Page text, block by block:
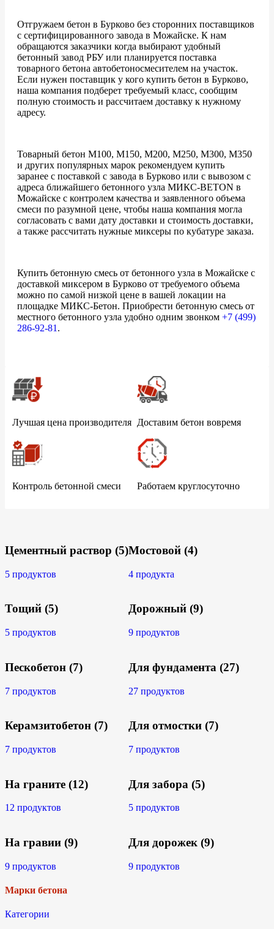
Отгружаем бетон в Бурково без сторонних поставщиков
с сертифицированного завода в Можайске. К нам
обращаются заказчики когда выбирают удобный
бетонный завод РБУ или планируется поставка
товарного бетона автобетоносмесителем на участок.
Если нужен поставщик у кого купить бетон в Бурково,
наша компания подберет требуемый класс, сообщим
полную стоимость и рассчитаем доставку к нужному
адресу.
Товарный бетон М100, М150, М200, М250, М300, М350
и других популярных марок рекомендуем купить
заранее с поставкой с завода в Бурково или с вывозом с
адреса ближайшего бетонного узла МИКС-BETON в
Можайске с контролем качества и заявленного объема
смеси по разумной цене, чтобы наша компания могла
согласовать с вами дату доставки и стоимость доставки,
а также рассчитать нужные миксеры по кубатуре заказа.
Купить бетонную смесь от бетонного узла в Можайске с
доставкой миксером в Бурково от требуемого объема
можно по самой низкой цене в вашей локации на
площадке МИКС-Бетон. Приобрести бетонную смесь от
местного бетонного узла удобно одним звонком +7 (499)
286-92-81 .
Лучшая цена производителя Доставим бетон вовремя
Контроль бетонной смеси Работаем круглосуточно
Цементный раствор (5)
5 продуктов
Тощий (5)
5 продуктов
Пескобетон (7)
7 продуктов
Керамзитобетон (7)
7 продуктов
На граните (12)
12 продуктов
На гравии (9)
9 продуктов
Мостовой (4)
4 продукта
Дорожный (9)
9 продуктов
Для фундамента (27)
27 продуктов
Для отмостки (7)
7 продуктов
Для забора (5)
5 продуктов
Для дорожек (9)
9 продуктов
Марки бетона
Категории